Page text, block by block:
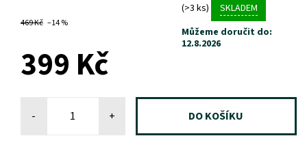
469 Kč –14 %
(>3 ks)
SKLADEM
Můžeme doručit do:
12.8.2026
399 Kč
- +